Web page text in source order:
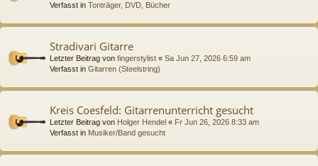
Verfasst in Tonträger, DVD, Bücher
Stradivari Gitarre
Letzter Beitrag von fingerstylist « Sa Jun 27, 2026 6:59 am
Verfasst in Gitarren (Steelstring)
Kreis Coesfeld: Gitarrenunterricht gesucht
Letzter Beitrag von Holger Hendel « Fr Jun 26, 2026 8:33 am
Verfasst in Musiker/Band gesucht